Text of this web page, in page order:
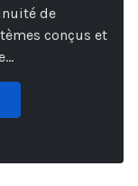
de
conçus et